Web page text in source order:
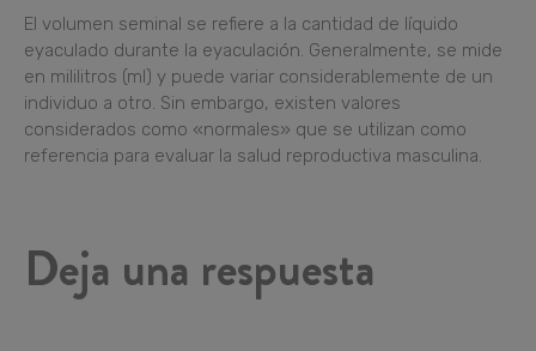
El volumen seminal se refiere a la cantidad de líquido
eyaculado durante la eyaculación. Generalmente, se mide
en mililitros (ml) y puede variar considerablemente de un
individuo a otro. Sin embargo, existen valores
considerados como «normales» que se utilizan como
referencia para evaluar la salud reproductiva masculina.
Deja una respuesta